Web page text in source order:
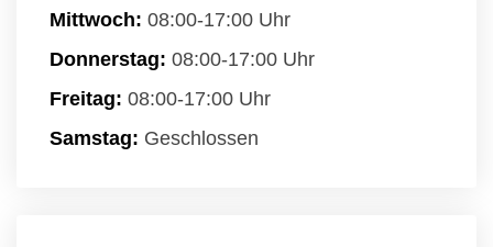
Mittwoch: 08:00-17:00 Uhr
Donnerstag: 08:00-17:00 Uhr
Freitag: 08:00-17:00 Uhr
Samstag: Geschlossen